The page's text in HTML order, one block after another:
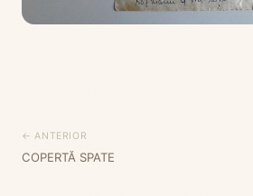
← ANTERIOR
COPERTĂ SPATE